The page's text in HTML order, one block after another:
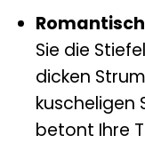
Sie die
dicken
kuscheligen
betont Ihre